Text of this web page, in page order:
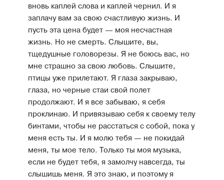
вновь каплей слова и каплей чернил. И я
заплачу вам за свою счастливую жизнь. И
пусть эта цена будет ― моя несчастная
жизнь. Но не смерть. Слышите, вы,
тщедушные головорезы. Я не боюсь вас, но
мне страшно за свою любовь. Слышите,
птицы уже прилетают. Я глаза закрываю,
глаза, но черные стаи свой полет
продолжают. И я все забываю, я себя
проклинаю. И привязываю себя к своему телу
бинтами, чтобы не расстаться с собой, пока у
меня есть ты. И я молю тебя — не покидай
меня, ты мое тело. Только ты моя музыка,
если не будет тебя, я замолчу навсегда, ты
слышишь меня. Я это знаю, и поэтому я